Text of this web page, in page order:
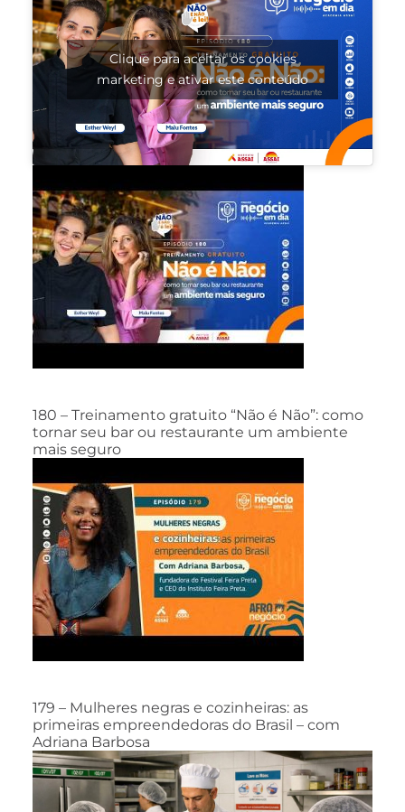
Clique para aceitar os cookies
marketing e ativar este conteúdo
180 – Treinamento gratuito “Não é Não”: como
tornar seu bar ou restaurante um ambiente
mais seguro
179 – Mulheres negras e cozinheiras: as
primeiras empreendedoras do Brasil – com
Adriana Barbosa